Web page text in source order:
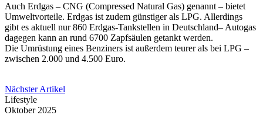
Auch Erdgas – CNG (Compressed Natural Gas) genannt – bietet
Umweltvorteile. Erdgas ist zudem günstiger als LPG. Allerdings
gibt es aktuell nur 860 Erdgas-Tankstellen in Deutschland– Autogas
dagegen kann an rund 6700 Zapfsäulen getankt werden.
Die Umrüstung eines Benziners ist außerdem teurer als bei LPG –
zwischen 2.000 und 4.500 Euro.
Nächster Artikel
Lifestyle
Oktober 2025